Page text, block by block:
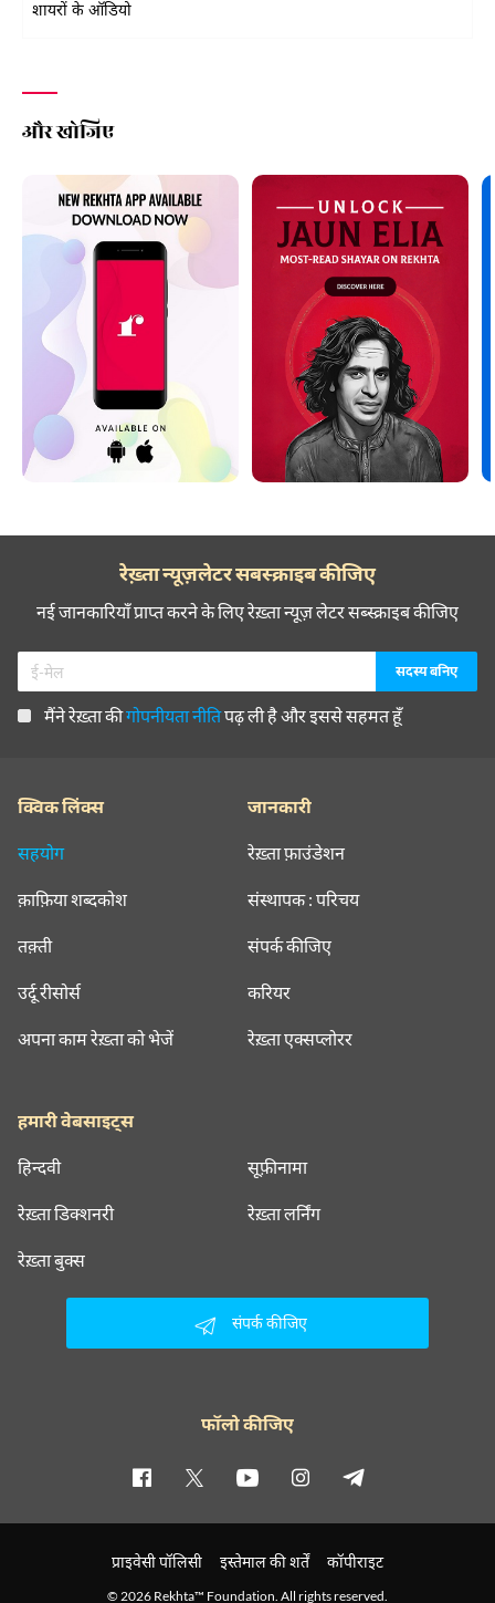
शायरों के ऑडियो
और खोजिए
रेख़्ता न्यूज़लेटर सबस्क्राइब कीजिए
नई जानकारियाँ प्राप्त करने के लिए रेख़्ता न्यूज़ लेटर सब्स्क्राइब कीजिए
मैंने रेख़्ता कीगोपनीयता नीतिपढ़ ली है और इससे सहमत हूँ
क्विक लिंक्स
सहयोग
क़ाफ़िया शब्दकोश
तक़्ती
उर्दू रीसोर्स
अपना काम रेख़्ता को भेजें
जानकारी
रेख़्ता फ़ाउंडेशन
संस्थापक : परिचय
संपर्क कीजिए
करियर
रेख़्ता एक्सप्लोरर
हमारी वेबसाइट्स
हिन्दवी सूफ़ीनामा
रेख़्ता डिक्शनरी रेख़्ता लर्निंग
रेख़्ता बुक्स
संपर्क कीजिए
फॉलो कीजिए
प्राइवेसी पॉलिसी इस्तेमाल की शर्तें कॉपीराइट
© 2026 Rekhta™ Foundation. All rights reserved.